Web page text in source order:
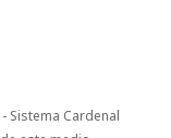
Sistema Cardenal